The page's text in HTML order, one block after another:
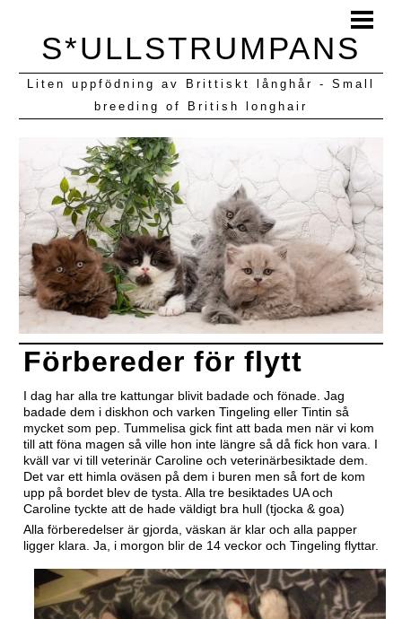
BLOGG
KULLAR VI HAFT
S*ULLSTRUMPANS
Liten uppfödning av Brittiskt långhår - Small
breeding of British longhair
Förbereder för flytt
I dag har alla tre kattungar blivit badade och fönade. Jag
badade dem i diskhon och varken Tingeling eller Tintin så
mycket som pep. Tummelisa gick fint att bada men när vi kom
till att föna magen så ville hon inte längre så då fick hon vara. I
kväll var vi till veterinär Caroline och veterinärbesiktade dem.
Det var ett himla oväsen på dem i buren men så fort de kom
upp på bordet blev de tysta. Alla tre besiktades UA och
Caroline tyckte att de hade väldigt bra hull (tjocka & goa)
Alla förberedelser är gjorda, väskan är klar och alla papper
ligger klara. Ja, i morgon blir de 14 veckor och Tingeling flyttar.